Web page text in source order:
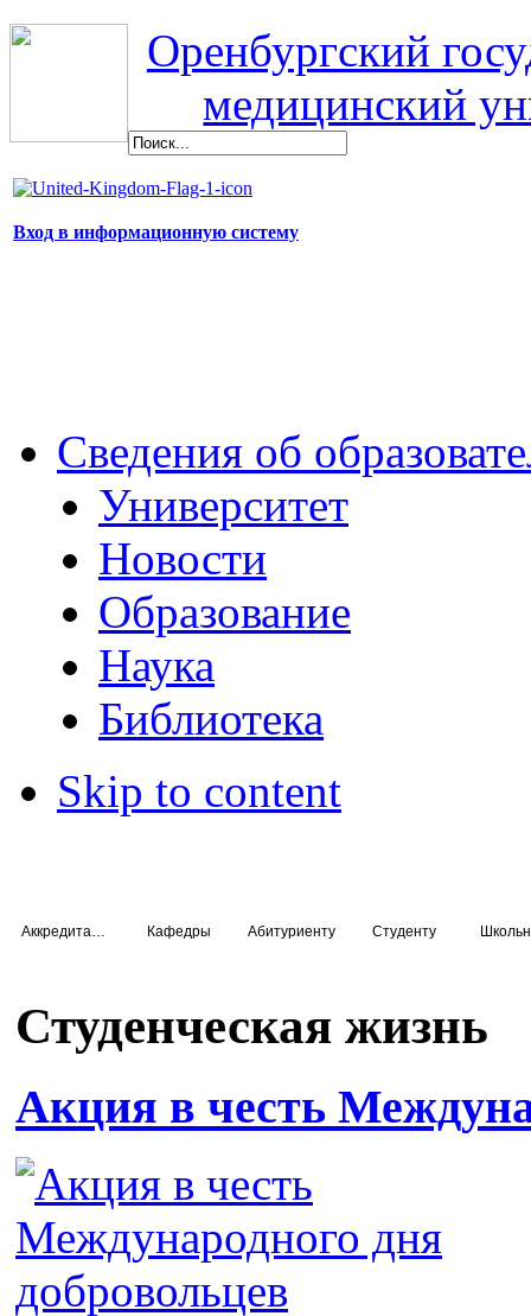
Оренбургский
медицинский
Вход в информационную систему
Сведения об
Университет
Новости
Образование
Наука
Библиотека
Skip to content
Кафедры Абитуриенту Студенту
Студенческая жизнь
Акция в честь